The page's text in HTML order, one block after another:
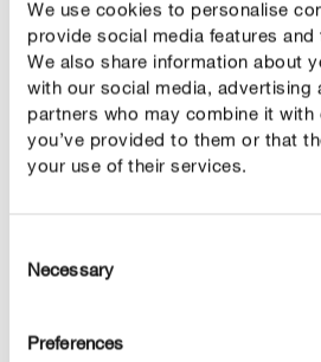
We use cookies to personalise
provide social media features
We also share information about
with our social media, advertising
partners who may combine it
you’ve provided to them or that
your use of their services.
Selection
Necessary
Preferences